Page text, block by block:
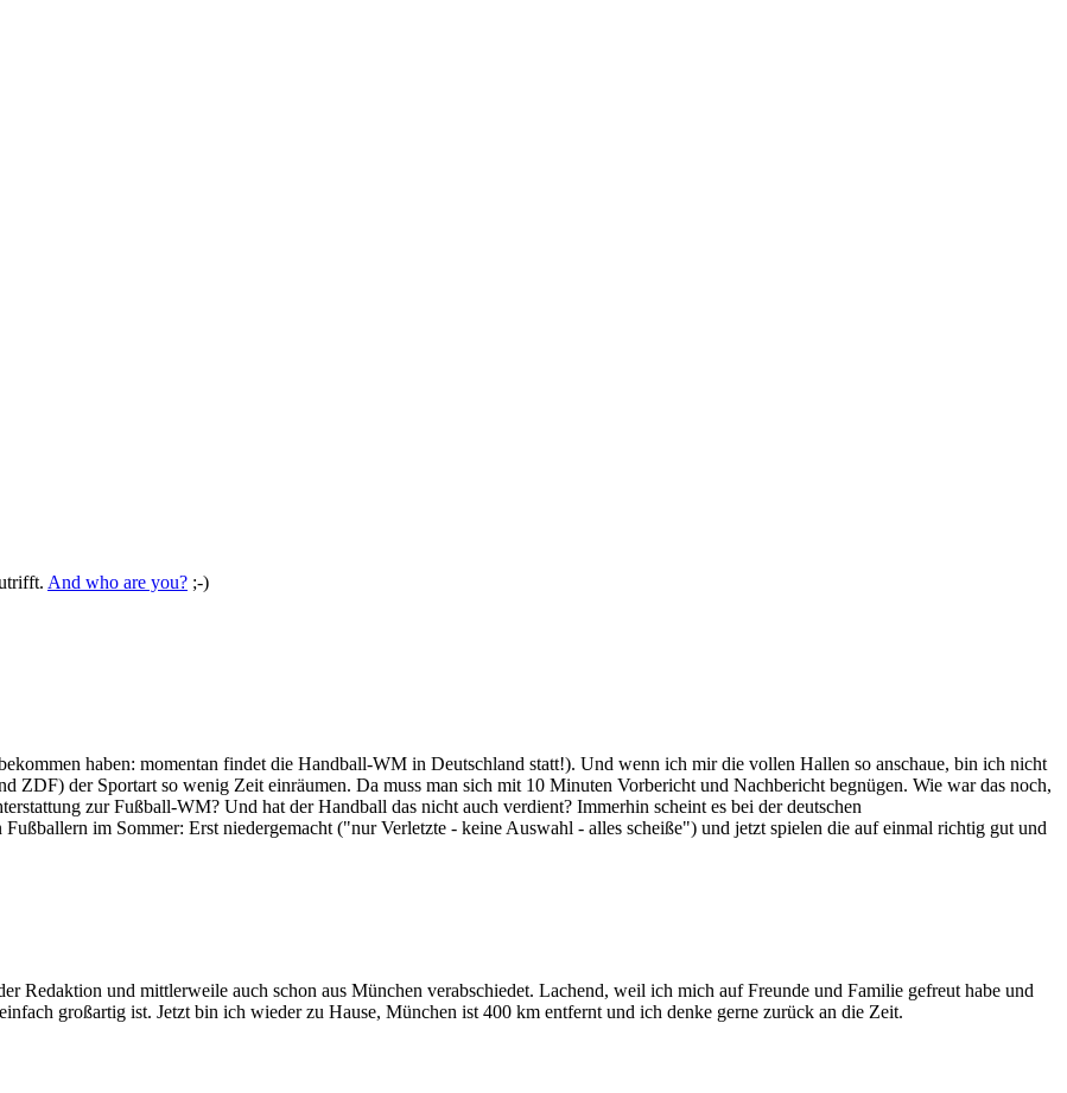
And who are you? ;-)
haben: momentan findet die Handball-WM in Deutschland statt!). Und wenn ich mir die vollen Hallen so anschaue, bin ich nicht
ZDF) der Sportart so wenig Zeit einräumen. Da muss man sich mit 10 Minuten Vorbericht und Nachbericht begnügen. Wie war das noch,
zur Fußball-WM? Und hat der Handball das nicht auch verdient? Immerhin scheint es bei der deutschen
im Sommer: Erst niedergemacht ("nur Verletzte - keine Auswahl - alles scheiße") und jetzt spielen die auf einmal richtig gut und
Redaktion und mittlerweile auch schon aus München verabschiedet. Lachend, weil ich mich auf Freunde und Familie gefreut habe und
großartig ist. Jetzt bin ich wieder zu Hause, München ist 400 km entfernt und ich denke gerne zurück an die Zeit.